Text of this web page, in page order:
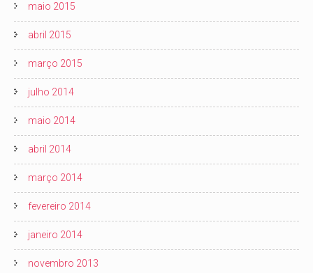
maio 2015
abril 2015
março 2015
julho 2014
maio 2014
abril 2014
março 2014
fevereiro 2014
janeiro 2014
novembro 2013